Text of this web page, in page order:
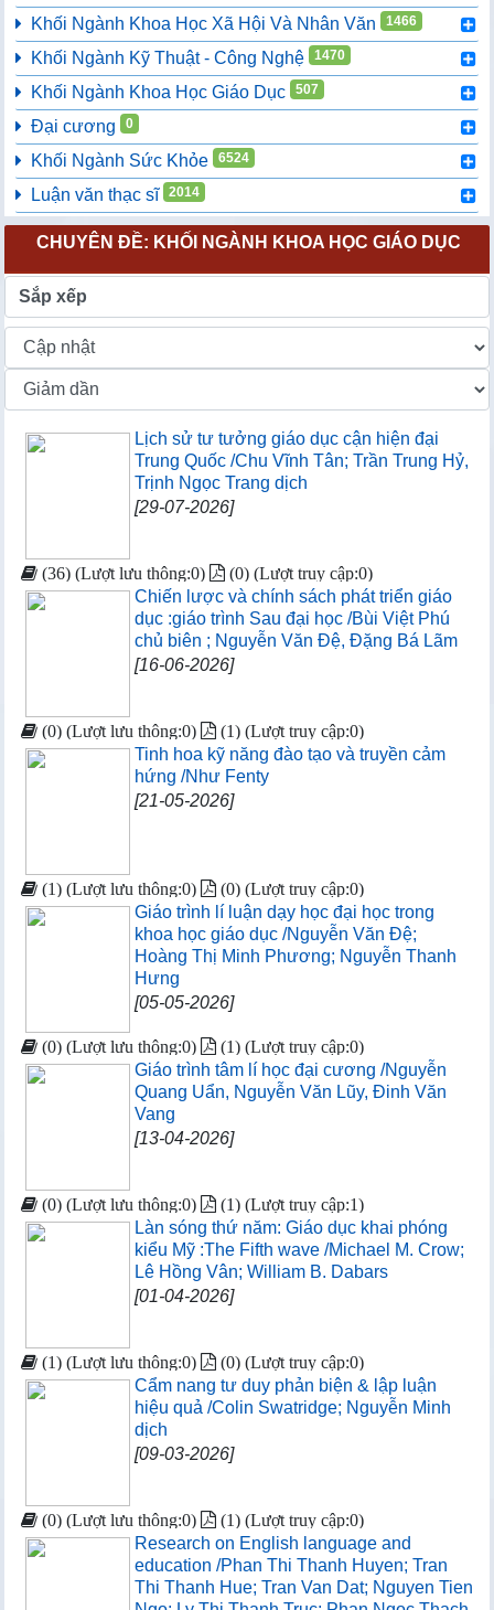
Khối Ngành Khoa Học Xã Hội Và Nhân Văn 1466
Khối Ngành Kỹ Thuật - Công Nghệ 1470
Khối Ngành Khoa Học Giáo Dục 507
Đại cương 0
Khối Ngành Sức Khỏe 6524
Luận văn thạc sĩ 2014
CHUYÊN ĐỀ: KHỐI NGÀNH KHOA HỌC GIÁO DỤC
Sắp xếp
Lịch sử tư tưởng giáo dục cận hiện đại
Trung Quốc /Chu Vĩnh Tân; Trần Trung Hỷ,
Trịnh Ngọc Trang dịch
[29-07-2026]
(36) (Lượt lưu thông:0) (0) (Lượt truy cập:0)
Chiến lược và chính sách phát triển giáo
dục :giáo trình Sau đại học /Bùi Việt Phú
chủ biên ; Nguyễn Văn Đệ, Đặng Bá Lãm
[16-06-2026]
(0) (Lượt lưu thông:0) (1) (Lượt truy cập:0)
Tinh hoa kỹ năng đào tạo và truyền cảm
hứng /Như Fenty
[21-05-2026]
(1) (Lượt lưu thông:0) (0) (Lượt truy cập:0)
Giáo trình lí luận dạy học đại học trong
khoa học giáo dục /Nguyễn Văn Đệ;
Hoàng Thị Minh Phương; Nguyễn Thanh
Hưng
[05-05-2026]
(0) (Lượt lưu thông:0) (1) (Lượt truy cập:0)
Giáo trình tâm lí học đại cương /Nguyễn
Quang Uẩn, Nguyễn Văn Lũy, Đinh Văn
Vang
[13-04-2026]
(0) (Lượt lưu thông:0) (1) (Lượt truy cập:1)
Làn sóng thứ năm: Giáo dục khai phóng
kiểu Mỹ :The Fifth wave /Michael M. Crow;
Lê Hồng Vân; William B. Dabars
[01-04-2026]
(1) (Lượt lưu thông:0) (0) (Lượt truy cập:0)
Cẩm nang tư duy phản biện & lập luận
hiệu quả /Colin Swatridge; Nguyễn Minh
dịch
[09-03-2026]
(0) (Lượt lưu thông:0) (1) (Lượt truy cập:0)
Research on English language and
education /Phan Thi Thanh Huyen; Tran
Thi Thanh Hue; Tran Van Dat; Nguyen Tien